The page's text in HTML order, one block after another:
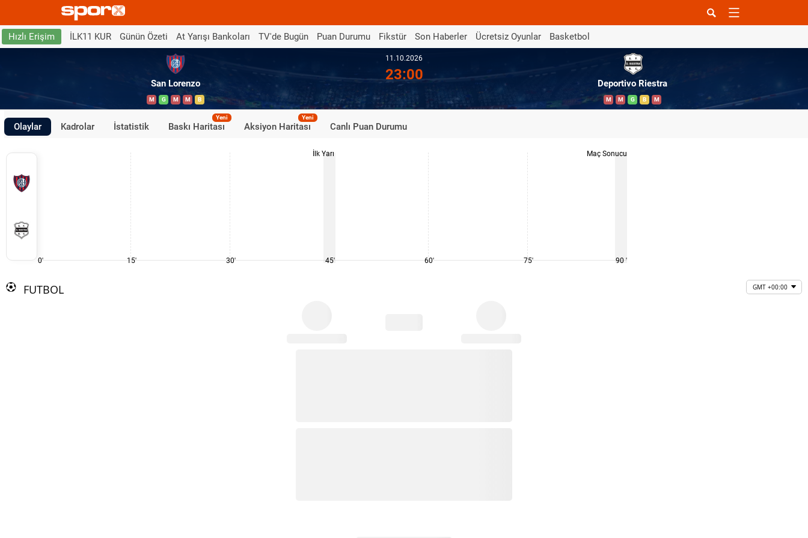
Hızlı Erişim İLK11 KUR Günün Özeti At Yarışı Bankoları TV'de Bugün Puan Durumu Fikstür Son Haberler Ücretsiz Oyunlar Basketbol
San Lorenzo
M G M M B
11.10.2026
23:00
Deportivo Riestra
M M G B M
Olaylar Kadrolar İstatistik Baskı Haritası
Yeni
Aksiyon Haritası
Yeni
Canlı Puan Durumu
0' 15' 30'
İlk Yarı
45' 60' 75'
Maç Sonucu
90 '
FUTBOL GMT +00:00